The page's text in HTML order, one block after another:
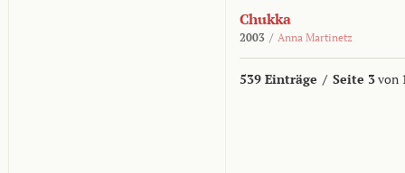
Chukka
2003 / Anna Martinetz
539 Einträge / Seite 3von